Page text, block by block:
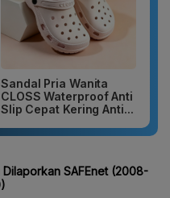
Sandal Pria Wanita
CLOSS Waterproof Anti
Slip Cepat Kering Anti...